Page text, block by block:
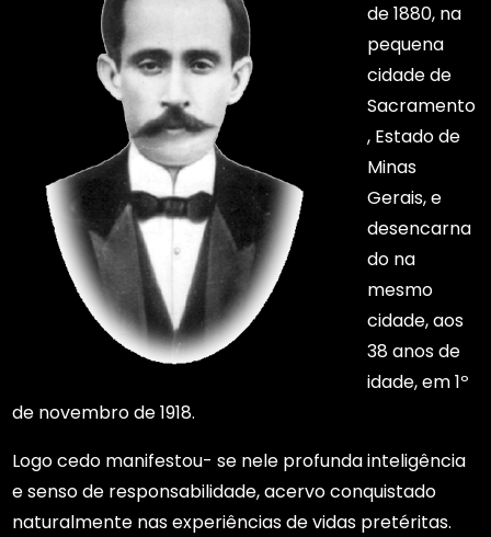
de 1880, na
pequena
cidade de
Sacramento
, Estado de
Minas
Gerais, e
desencarna
do na
mesmo
cidade, aos
38 anos de
idade, em 1º
de novembro de 1918.
Logo cedo manifestou- se nele profunda inteligência
e senso de responsabilidade, acervo conquistado
naturalmente nas experiências de vidas pretéritas.